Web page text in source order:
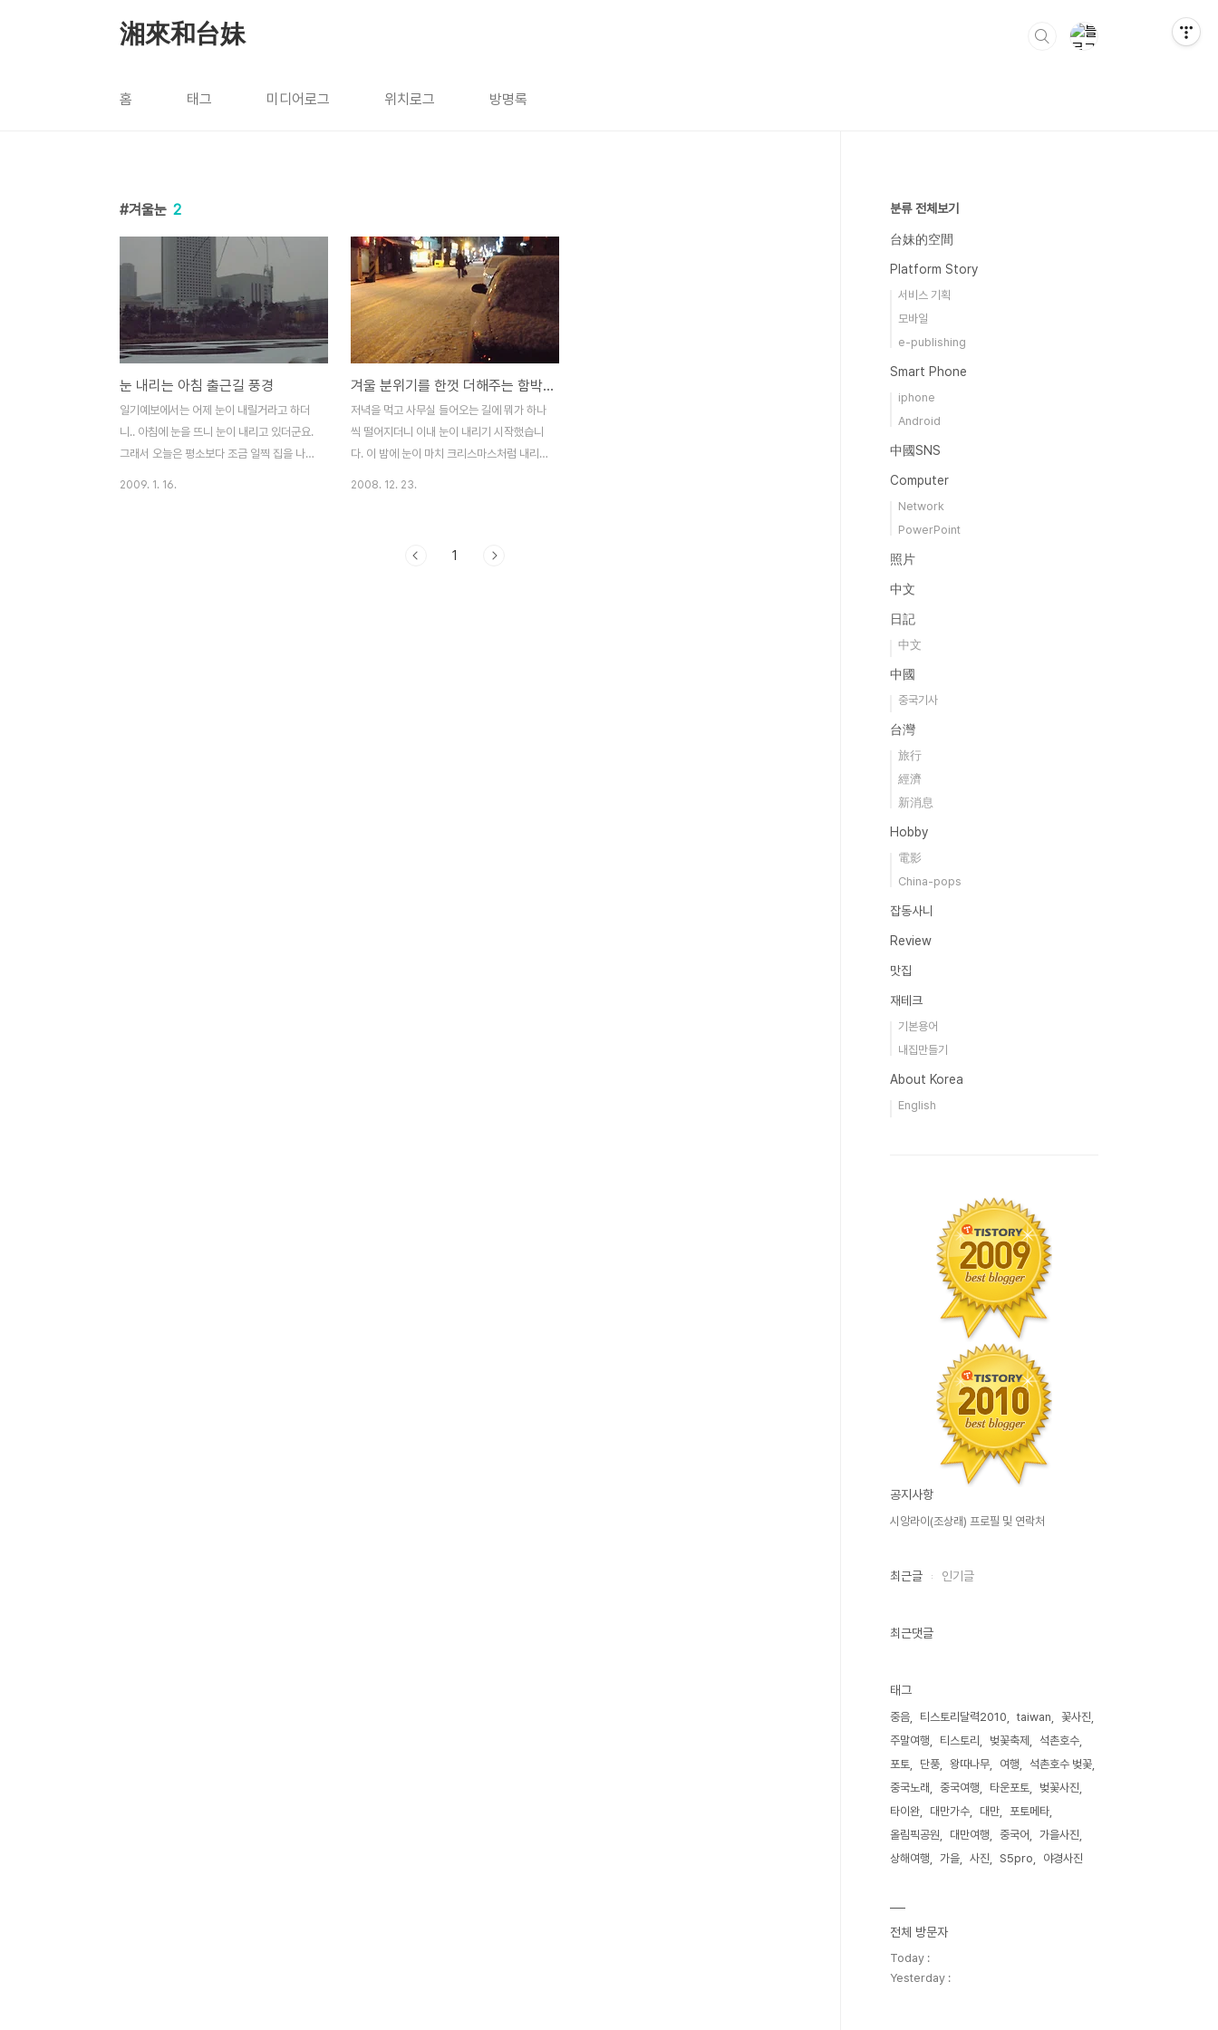
湘來和台妹
홈 태그 미디어로그 위치로그 방명록
겨울눈 2
눈 내리는 아침 출근길 풍경
일기예보에서는 어제 눈이 내릴거라고 하더
니.. 아침에 눈을 뜨니 눈이 내리고 있더군요.
그래서 오늘은 평소보다 조금 일찍 집을 나섰
2009. 1. 16.
겨울 분위기를 한껏 더해주는 함박눈
저녁을 먹고 사무실 들어오는 길에 뭐가 하나
씩 떨어지더니 이내 눈이 내리기 시작했습니
다. 이 밤에 눈이 마치 크리스마스처럼 내리
다들 조심조심 운전을 했던지 40분이나 걸
2008. 12. 23.
1
분류 전체보기
台妹的空間
Platform Story
서비스 기획
모바일
e-publishing
Smart Phone
iphone
Android
中國SNS
Computer
Network
PowerPoint
照片
中文
日記
中文
中國
중국기사
台灣
旅行
經濟
新消息
Hobby
電影
China-pops
잡동사니
Review
맛집
재테크
기본용어
내집만들기
About Korea
English
공지사항
시앙라이(조상래) 프로필 및 연락처
최근글 인기글
최근댓글
태그
중음 티스토리달력2010 taiwan
꽃사진
주말여행
티스토리 벚꽃축제
석촌호수
포토
단풍 왕따나무 여행
석촌호수 벚꽃
중국노래
중국여행 타운포토
벚꽃사진
타이완
대만가수 대만
포토메타
올림픽공원
대만여행 중국어
가을사진
상해여행
가을 사진 S5pro 야경사진
전체 방문자
Today :
Yesterday :